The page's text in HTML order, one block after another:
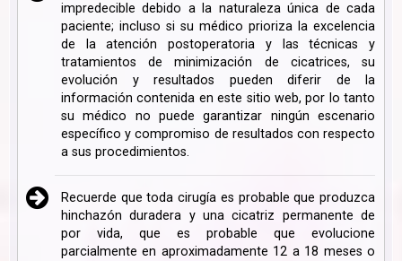
impredecible debido a la naturaleza única de cada
paciente; incluso si su médico prioriza la excelencia
de la atención postoperatoria y las técnicas y
tratamientos de minimización de cicatrices, su
evolución y resultados pueden diferir de la
información contenida en este sitio web, por lo tanto
su médico no puede garantizar ningún escenario
específico y compromiso de resultados con respecto
a sus procedimientos.
Recuerde que toda cirugía es probable que produzca
hinchazón duradera y una cicatriz permanente de
por vida, que es probable que evolucione
parcialmente en aproximadamente 12 a 18 meses o